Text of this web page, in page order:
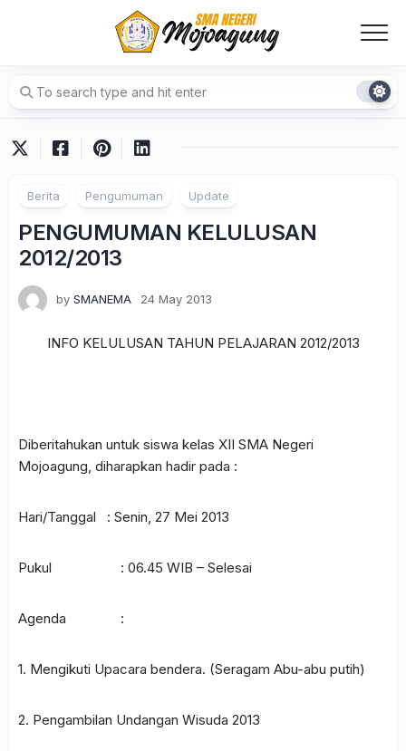
Berita Pengumuman Update
PENGUMUMAN KELULUSAN
2012/2013
by SMANEMA 24 May 2013
INFO KELULUSAN TAHUN PELAJARAN 2012/2013
Diberitahukan untuk siswa kelas XII SMA Negeri
Mojoagung, diharapkan hadir pada :
Hari/Tanggal : Senin, 27 Mei 2013
Pukul : 06.45 WIB – Selesai
Agenda :
1. Mengikuti Upacara bendera. (Seragam Abu-abu putih)
2. Pengambilan Undangan Wisuda 2013